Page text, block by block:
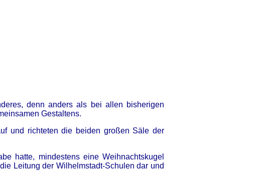
denn anders als bei allen bisherigen
Gestaltens.
und richteten die beiden großen Säle der
hatte, mindestens eine Weihnachtskugel
Leitung der Wilhelmstadt-Schulen dar und